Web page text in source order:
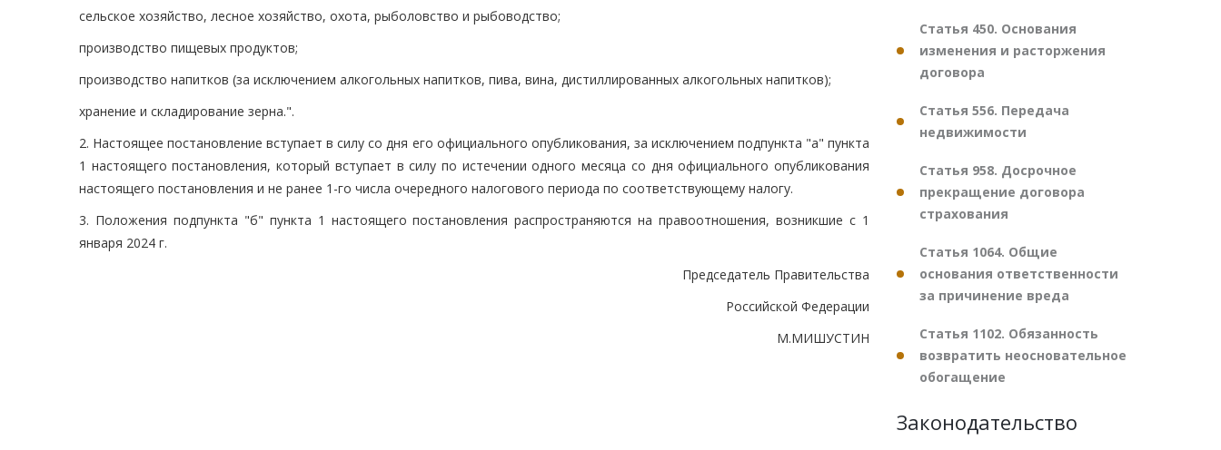
сельское хозяйство, лесное хозяйство, охота, рыболовство и рыбоводство;
производство пищевых продуктов;
производство напитков (за исключением алкогольных напитков, пива, вина, дистиллированных алкогольных напитков);
хранение и складирование зерна.".
2. Настоящее постановление вступает в силу со дня его официального опубликования, за исключением подпункта "а" пункта
1 настоящего постановления, который вступает в силу по истечении одного месяца со дня официального опубликования
настоящего постановления и не ранее 1-го числа очередного налогового периода по соответствующему налогу.
3. Положения подпункта "б" пункта 1 настоящего постановления распространяются на правоотношения, возникшие с 1
января 2024 г.
Председатель Правительства
Российской Федерации
М.МИШУСТИН
Статья 450. Основания
изменения и расторжения
договора
Статья 556. Передача
недвижимости
Статья 958. Досрочное
прекращение договора
страхования
Статья 1064. Общие
основания ответственности
за причинение вреда
Статья 1102. Обязанность
возвратить неосновательное
обогащение
Законодательство